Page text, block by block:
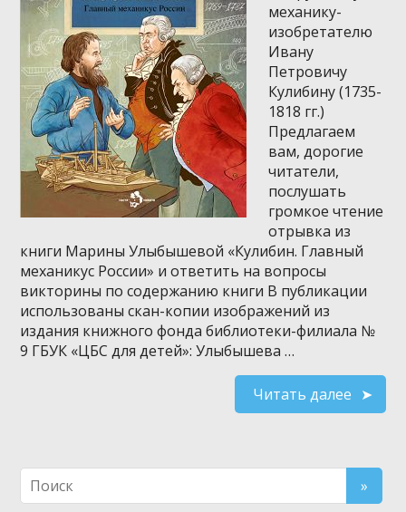
механику-
изобретателю
Ивану
Петровичу
Кулибину (1735-
1818 гг.)
Предлагаем
вам, дорогие
читатели,
послушать
громкое чтение
отрывка из
книги Марины Улыбышевой «Кулибин. Главный
механикус России» и ответить на вопросы
викторины по содержанию книги В публикации
использованы скан-копии изображений из
издания книжного фонда библиотеки-филиала №
9 ГБУК «ЦБС для детей»: Улыбышева …
Читать далее